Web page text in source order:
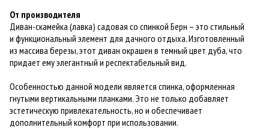
От производителя
Диван-скамейка (лавка) садовая со спинкой Берн – это стильный
и функциональный элемент для дачного отдыха. Изготовленный
из массива березы, этот диван окрашен в темный цвет дуба, что
придает ему элегантный и респектабельный вид.
Особенностью данной модели является спинка, оформленная
гнутыми вертикальными планками. Это не только добавляет
эстетическую привлекательность, но и обеспечивает
дополнительный комфорт при использовании.